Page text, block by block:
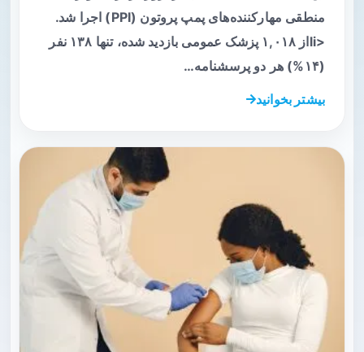
منطقی مهارکننده‌های پمپ پروتون (PPI) اجرا شد.
<liاز ۱,۰۱۸ پزشک عمومی بازدید شده، تنها ۱۳۸ نفر
(۱۴%) هر دو پرسشنامه…
بیشتر بخوانید